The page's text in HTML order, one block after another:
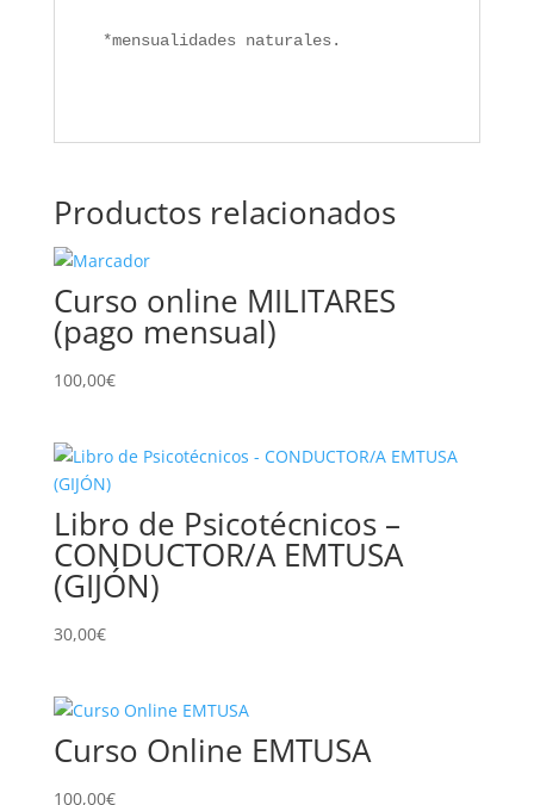
*mensualidades naturales.
Productos relacionados
Curso online MILITARES
(pago mensual)
100,00€
Libro de Psicotécnicos –
CONDUCTOR/A EMTUSA
(GIJÓN)
30,00€
Curso Online EMTUSA
100,00€